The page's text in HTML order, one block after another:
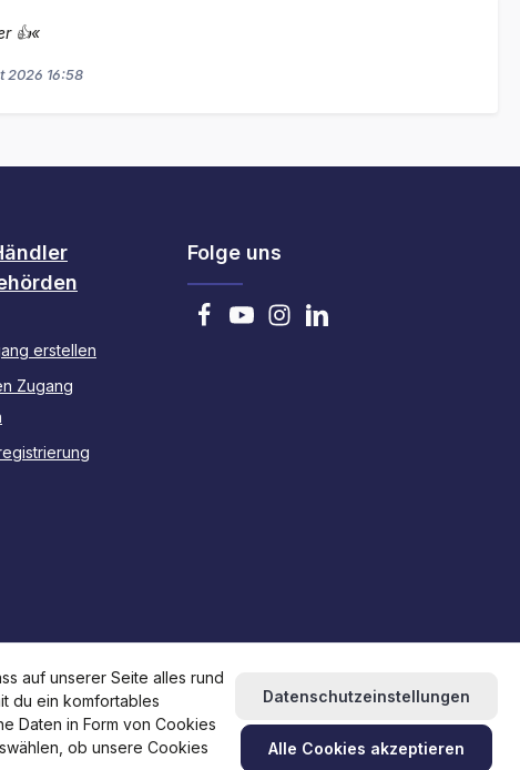
👍«
2026 16:58
erstellen
Zugang
Folge uns
und ggf. Nachnahmegebühren, wenn nicht anders angegeben.
auf unserer Seite alles rund
du ein komfortables
Daten in Form von Cookies
ob unsere Cookies
Datenschutzeinstellungen
Alle Cookies akzeptieren